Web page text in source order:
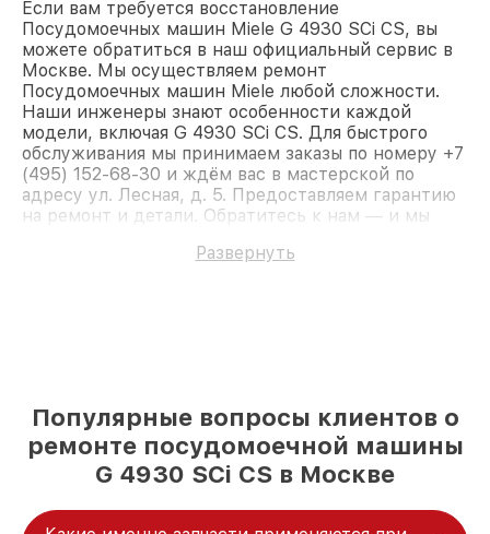
Если вам требуется восстановление
Посудомоечных машин Miele G 4930 SCi CS, вы
можете обратиться в наш официальный сервис в
Москве. Мы осуществляем ремонт
Посудомоечных машин Miele любой сложности.
Наши инженеры знают особенности каждой
модели, включая G 4930 SCi CS. Для быстрого
обслуживания мы принимаем заказы по номеру +7
(495) 152-68-30 и ждём вас в мастерской по
адресу ул. Лесная, д. 5. Предоставляем гарантию
на ремонт и детали. Обратитесь к нам — и мы
Развернуть
Популярные вопросы клиентов о
ремонте посудомоечной машины
G 4930 SCi CS в Москве